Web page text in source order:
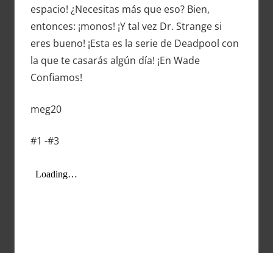
espacio! ¿Necesitas más que eso? Bien,
entonces: ¡monos! ¡Y tal vez Dr. Strange si
eres bueno! ¡Esta es la serie de Deadpool con
la que te casarás algún día! ¡En Wade
Confiamos!
meg20
#1 -#3